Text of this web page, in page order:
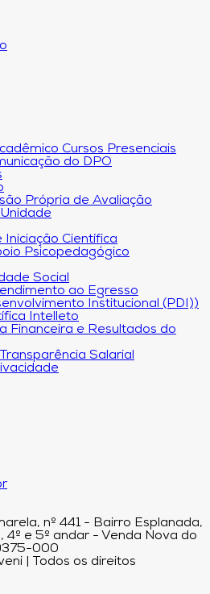
Cursos Presenciais
do DPO
Própria de Avaliação
Científica
Psicopedagógico
Social
ao Egresso
Institucional (PDI))
Intelleto
Financeira e Resultados do
Salarial
nº 441 - Bairro Esplanada,
4º e 5º andar - Venda Nova do
000
| Todos os direitos